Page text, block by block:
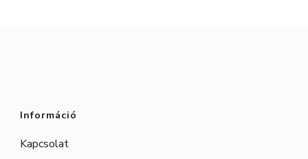
Információ
Kapcsolat